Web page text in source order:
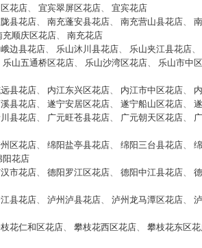
花店、 宜宾翠屏区花店、 宜宾花店
县花店、 南充蓬安县花店、 南充营山县花店、
充顺庆区花店、 南充花店
边县花店、 乐山沐川县花店、 乐山夹江县花店、
乐山五通桥区花店、 乐山沙湾区花店、 乐山市中
县花店、 内江东兴区花店、 内江市中区花店、
县花店、 遂宁安居区花店、 遂宁船山区花店、
县花店、 广元旺苍县花店、 广元朝天区花店、
区花店、 绵阳盐亭县花店、 绵阳三台县花店、
阳花店
市花店、 德阳罗江区花店、 德阳中江县花店、
县花店、 泸州泸县花店、 泸州龙马潭区花店、
花仁和区花店、 攀枝花西区花店、 攀枝花东区